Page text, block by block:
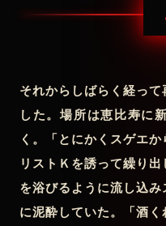
それからしばらく経っ
した。場所は恵比寿に
く。「とにかくスゲエ
リストＫを誘って繰り
を浴びるように流し込
に泥酔していた。「酒